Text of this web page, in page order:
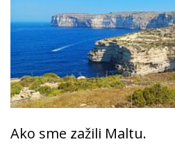
Ako sme zažili Maltu.